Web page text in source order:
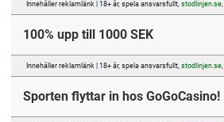
Innehåller reklamlänk | 18+ år, spela ansvarsfullt, stodlinjen.se,
100% upp till 1000 SEK
Innehåller reklamlänk | 18+ år, spela ansvarsfullt, stodlinjen.se,
Sporten flyttar in hos GoGoCasino!